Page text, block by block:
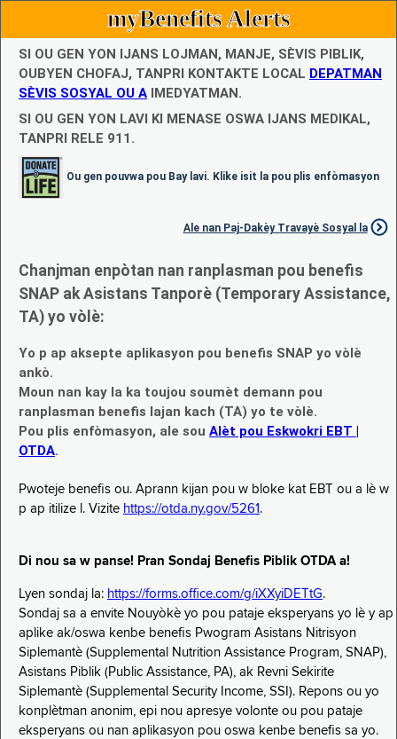
myBenefits Alerts
SI OU GEN YON IJANS LOJMAN, MANJE, SÈVIS PIBLIK,
OUBYEN CHOFAJ, TANPRI KONTAKTE LOCAL DEPATMAN
SÈVIS SOSYAL OU A IMEDYATMAN.
SI OU GEN YON LAVI KI MENASE OSWA IJANS MEDIKAL,
TANPRI RELE 911.
Ou gen pouvwa pou Bay lavi. Klike isit la pou plis enfòmasyon
Ale nan Paj-Dakèy Travayè Sosyal la
Chanjman enpòtan nan ranplasman pou benefis
SNAP ak Asistans Tanporè (Temporary Assistance,
TA) yo vòlè:
Yo p ap aksepte aplikasyon pou benefis SNAP yo vòlè
ankò.
Moun nan kay la ka toujou soumèt demann pou
ranplasman benefis lajan kach (TA) yo te vòlè.
Pou plis enfòmasyon, ale sou Alèt pou Eskwokri EBT |
OTDA.
Pwoteje benefis ou. Aprann kijan pou w bloke kat EBT ou a lè w
p ap itilize l. Vizite https://otda.ny.gov/5261 .
Di nou sa w panse! Pran Sondaj Benefis Piblik OTDA a!
Lyen sondaj la: https://forms.office.com/g/iXXyiDETtG.
Sondaj sa a envite Nouyòkè yo pou pataje eksperyans yo lè y ap
aplike ak/oswa kenbe benefis Pwogram Asistans Nitrisyon
Siplemantè (Supplemental Nutrition Assistance Program, SNAP),
Asistans Piblik (Public Assistance, PA), ak Revni Sekirite
Siplemantè (Supplemental Security Income, SSI). Repons ou yo
konplètman anonim, epi nou apresye volonte ou pou pataje
eksperyans ou nan aplikasyon pou oswa kenbe benefis sa yo.